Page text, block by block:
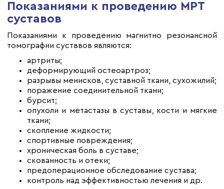
Показаниями к проведению МРТ
суставов
Показаниями к проведению магнитно резонансной
томографии сустввов являются:
артриты;
деформирующий остеоартроз;
разрывы менисков, суставной ткани, сухожилий;
поражение соединительной ткани;
бурсит;
опухоли и метастазы в суставы, кости и мягкие
ткани;
скопление жидкости;
спортивные повреждения;
хроническая боль в суставе;
скованность и отеки;
предоперационное обследование сустава;
контроль над эффективностью лечения и др.